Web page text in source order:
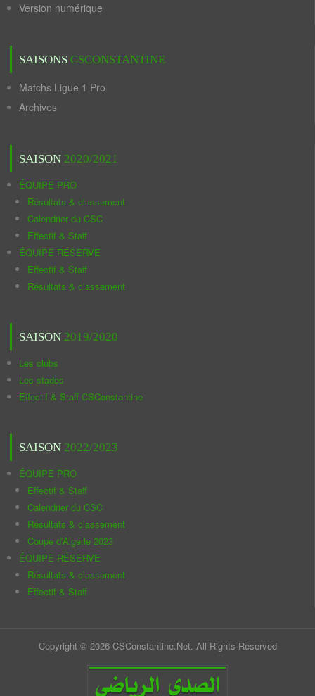
Version numérique
SAISONS CSCONSTANTINE
Matchs Ligue 1 Pro
Archives
SAISON 2020/2021
ÉQUIPE PRO
Résultats & classement
Calendrier du CSC
Effectif & Staff
ÉQUIPE RÉSERVE
Effectif & Staff
Résultats & classement
SAISON 2019/2020
Les clubs
Les stades
Effectif & Staff CSConstantine
SAISON 2022/2023
ÉQUIPE PRO
Effectif & Staff
Calendrier du CSC
Résultats & classement
Coupe d'Algérie 2023
ÉQUIPE RÉSERVE
Résultats & classement
Effectif & Staff
Copyright © 2026 CSConstantine.Net. All Rights Reserved